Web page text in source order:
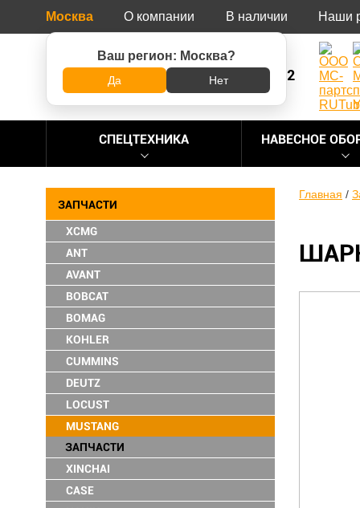
Москва
Ваш регион: Москва?
Да Нет
О компании В наличии Наши
8 (800) 500-73-92
СПЕЦТЕХНИКА НАВЕСНОЕ
ЗАПЧАСТИ
XCMG
ANT
AVANT
BOBCAT
BOMAG
KOHLER
CUMMINS
DEUTZ
LOCUST
MUSTANG
ЗАПЧАСТИ
XINCHAI
CASE
Главная /